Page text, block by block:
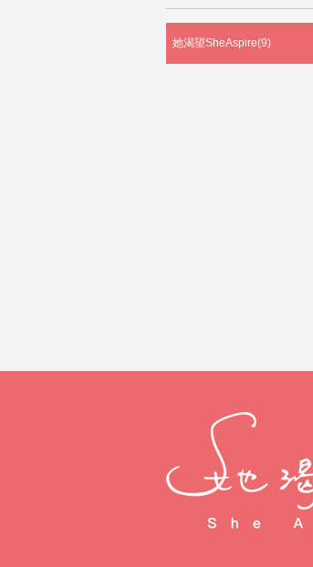
她渴望SheAspire(9)